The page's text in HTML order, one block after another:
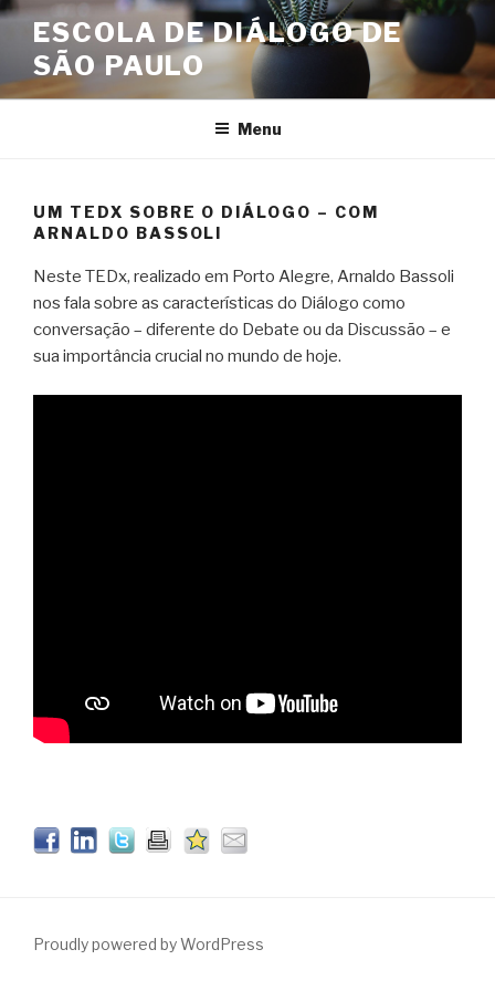
Skip
content
ESCOLA DE DIÁLOGO DE
SÃO PAULO
Menu
UM TEDX SOBRE O DIÁLOGO – COM
ARNALDO BASSOLI
Neste TEDx, realizado em Porto Alegre, Arnaldo Bassoli
nos fala sobre as características do Diálogo como
conversação – diferente do Debate ou da Discussão – e
sua importância crucial no mundo de hoje.
Proudly powered by WordPress